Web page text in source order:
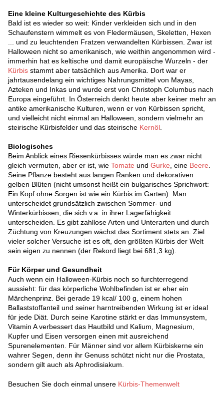
Eine kleine Kulturgeschichte des Kürbis
Bald ist es wieder so weit: Kinder verkleiden sich und in den
Schaufenstern wimmelt es von Fledermäusen, Skeletten, Hexen
... und zu leuchtenden Fratzen verwandelten Kürbissen. Zwar ist
Halloween nicht so amerikanisch, wie weithin angenommen wird -
immerhin hat es keltische und damit europäische Wurzeln - der
Kürbis stammt aber tatsächlich aus Amerika. Dort war er
jahrtausendelang ein wichtiges Nahrungsmittel von Mayas,
Azteken und Inkas und wurde erst von Christoph Columbus nach
Europa eingeführt. In Österreich denkt heute aber keiner mehr an
antike amerikanische Kulturen, wenn er von Kürbissen spricht,
und vielleicht nicht einmal an Halloween, sondern vielmehr an
steirische Kürbisfelder und das steirische Kernöl.
Biologisches
Beim Anblick eines Riesenkürbisses würde man es zwar nicht
gleich vermuten, aber er ist, wie Tomate und Gurke, eine Beere.
Seine Pflanze besteht aus langen Ranken und dekorativen
gelben Blüten (nicht umsonst heißt ein bulgarisches Sprichwort:
Ein Kopf ohne Sorgen ist wie ein Kürbis im Garten). Man
unterscheidet grundsätzlich zwischen Sommer- und
Winterkürbissen, die sich v.a. in ihrer Lagerfähigkeit
unterscheiden. Es gibt zahllose Arten und Unterarten und durch
Züchtung von Kreuzungen wächst das Sortiment stets an. Ziel
vieler solcher Versuche ist es oft, den größten Kürbis der Welt
sein eigen zu nennen (der Rekord liegt bei 681,3 kg).
Für Körper und Gesundheit
Auch wenn ein Halloween-Kürbis noch so furchterregend
aussieht: für das körperliche Wohlbefinden ist er eher ein
Märchenprinz. Bei gerade 19 kcal/ 100 g, einem hohen
Ballaststoffanteil und seiner harntreibenden Wirkung ist er ideal
für jede Diät. Durch seine Karotine stärkt er das Immunsystem,
Vitamin A verbessert das Hautbild und Kalium, Magnesium,
Kupfer und Eisen versorgen einen mit ausreichend
Spurenelementen. Für Männer sind vor allem Kürbiskerne ein
wahrer Segen, denn ihr Genuss schützt nicht nur die Prostata,
sondern gilt auch als Aphrodisiakum.
Besuchen Sie doch einmal unsere Kürbis-Themenwelt